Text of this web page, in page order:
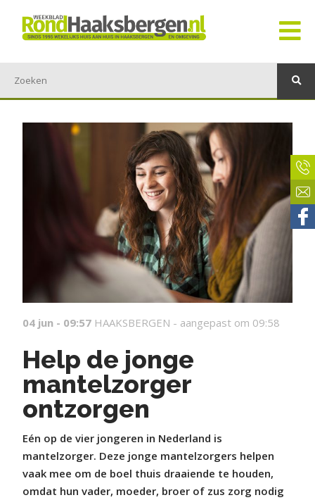
04 jun - 09:57 HAAKSBERGEN - aangepast om 09:58
Help de jonge
mantelzorger
ontzorgen
Eén op de vier jongeren in Nederland is
mantelzorger. Deze jonge mantelzorgers helpen
vaak mee om de boel thuis draaiende te houden,
omdat hun vader, moeder, broer of zus zorg nodig